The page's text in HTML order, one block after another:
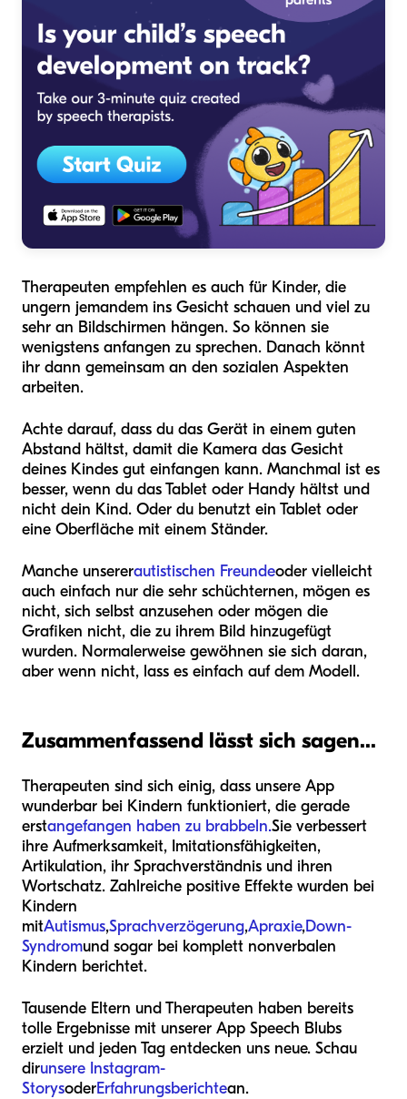
Therapeuten empfehlen es auch für Kinder, die
ungern jemandem ins Gesicht schauen und viel zu
sehr an Bildschirmen hängen. So können sie
wenigstens anfangen zu sprechen. Danach könnt
ihr dann gemeinsam an den sozialen Aspekten
arbeiten.
Achte darauf, dass du das Gerät in einem guten
Abstand hältst, damit die Kamera das Gesicht
deines Kindes gut einfangen kann. Manchmal ist es
besser, wenn du das Tablet oder Handy hältst und
nicht dein Kind. Oder du benutzt ein Tablet oder
eine Oberfläche mit einem Ständer.
Manche unsererautistischen Freundeoder vielleicht
auch einfach nur die sehr schüchternen, mögen es
nicht, sich selbst anzusehen oder mögen die
Grafiken nicht, die zu ihrem Bild hinzugefügt
wurden. Normalerweise gewöhnen sie sich daran,
aber wenn nicht, lass es einfach auf dem Modell.
Zusammenfassend lässt sich sagen...
Therapeuten sind sich einig, dass unsere App
wunderbar bei Kindern funktioniert, die gerade
erstangefangen haben zu brabbeln.Sie verbessert
ihre Aufmerksamkeit, Imitationsfähigkeiten,
Artikulation, ihr Sprachverständnis und ihren
Wortschatz. Zahlreiche positive Effekte wurden bei
Kindern
mitAutismus,Sprachverzögerung,Apraxie,Down-
Syndromund sogar bei komplett nonverbalen
Kindern berichtet.
Tausende Eltern und Therapeuten haben bereits
tolle Ergebnisse mit unserer App Speech Blubs
erzielt und jeden Tag entdecken uns neue. Schau
dirunsere Instagram-
StorysoderErfahrungsberichtean.